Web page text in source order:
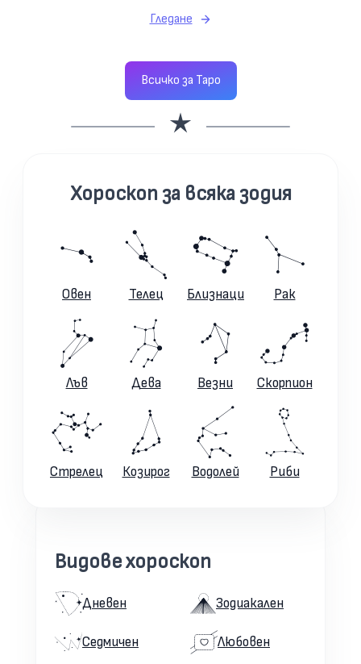
Гледане
Всичко за Таро
Хороскоп за всяка зодия
Овен Телец Близнаци Рак
Лъв Дева Везни Скорпион
Стрелец Козирог Водолей Риби
Видове хороскоп
Дневен
Седмичен
Зодиакален
Любовен